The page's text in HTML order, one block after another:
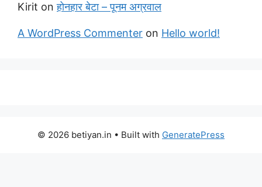
Kirit onहोनहार बेटा – पूनम अग्रवाल
A WordPress Commenter on Hello world!
© 2026 betiyan.in • Built with GeneratePress